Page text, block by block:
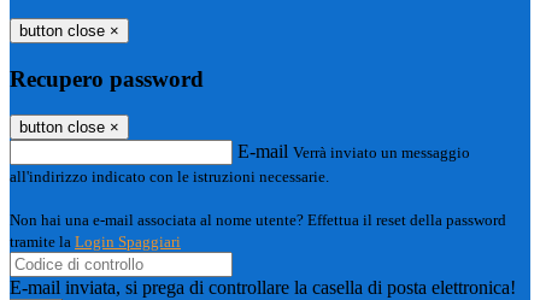
button close ×
Recupero password
button close ×
E-mail Verrà inviato un messaggio
all'indirizzo indicato con le istruzioni necessarie.
Non hai una e-mail associata al nome utente? Effettua il reset della password
tramite la Login Spaggiari
E-mail inviata, si prega di controllare la casella di posta elettronica!